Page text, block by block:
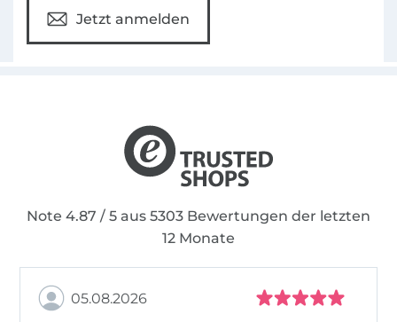
Jetzt anmelden
Note 4.87 / 5 aus 5303 Bewertungen der letzten
12 Monate
05.08.2026